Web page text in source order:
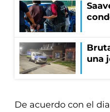
una
De acuerdo con el